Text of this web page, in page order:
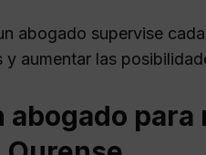
abogado supervise
y aumentar las
abogado